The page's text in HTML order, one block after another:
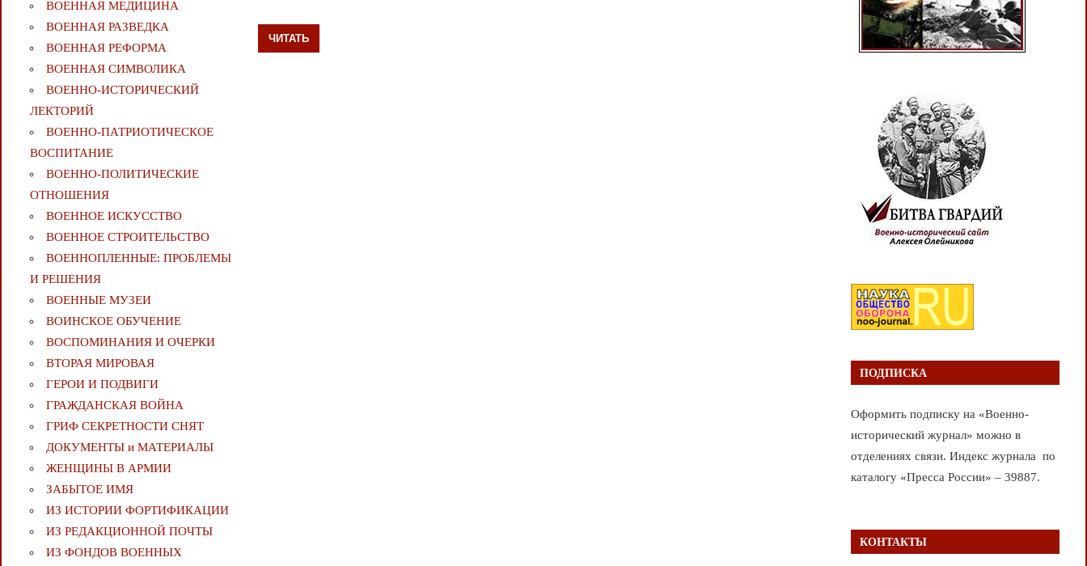
ЧИТАТЬ
ВОЕННАЯ МЕДИЦИНА
ВОЕННАЯ РАЗВЕДКА
ВОЕННАЯ РЕФОРМА
ВОЕННАЯ СИМВОЛИКА
ВОЕННО-ИСТОРИЧЕСКИЙ
ЛЕКТОРИЙ
ВОЕННО-ПАТРИОТИЧЕСКОЕ
ВОСПИТАНИЕ
ВОЕННО-ПОЛИТИЧЕСКИE
ОТНОШЕНИЯ
ВОЕННОЕ ИСКУССТВО
ВОЕННОЕ СТРОИТЕЛЬСТВО
ВОЕННОПЛЕННЫЕ: ПРОБЛЕМЫ
И РЕШЕНИЯ
ВОЕННЫЕ МУЗЕИ
ВОИНСКОЕ ОБУЧЕНИЕ
ВОСПОМИНАНИЯ И ОЧЕРКИ
ВТОРАЯ МИРОВАЯ
ГЕРОИ И ПОДВИГИ
ГРАЖДАНСКАЯ ВОЙНА
ГРИФ СЕКРЕТНОСТИ СНЯТ
ДОКУМЕНТЫ и МАТЕРИАЛЫ
ЖЕНЩИНЫ В АРМИИ
ЗАБЫТОЕ ИМЯ
ИЗ ИСТОРИИ ФОРТИФИКАЦИИ
ИЗ РЕДАКЦИОННОЙ ПОЧТЫ
ИЗ ФОНДОВ ВОЕННЫХ
ПОДПИСКА
Оформить подписку на «Военно-
исторический журнал» можно в
отделениях связи. Индекс журнала по
каталогу «Пресса России» – 39887.
КОНТАКТЫ